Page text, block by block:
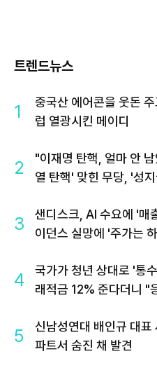
트렌드뉴스
1
중국산 에어콘을 웃돈
럽 열광시킨 메이디
2
"이재명 탄핵, 얼마 안
열 탄핵' 맞힌 무당, '성
3
샌디스크, AI 수요에 '
이던스 실망에 '주가는
4
국가가 청년 상대로 '통
래적금 12% 준다더니 "
5
신남성연대 배인규 대
파트서 숨진 채 발견